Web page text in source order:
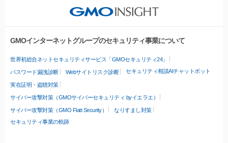
GMOインターネットグループのセキュリティ事業について
世界初総合ネットセキュリティサービス「GMOセキュリティ24」
パスワード漏洩診断 Webサイトリスク診断 セキュリティ相談AIチャットボット
実在証明・盗聴対策
サイバー攻撃対策（GMOサイバーセキュリティ byイエラエ）
サイバー攻撃対策（GMO Flatt Security）
なりすまし対策
セキュリティ事業の軌跡